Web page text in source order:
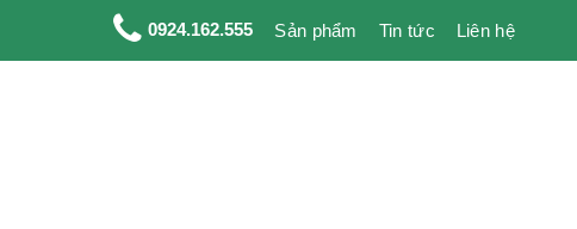
0924.162.555 Sản phẩm Tin tức Liên hệ